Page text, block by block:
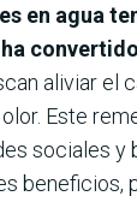
en agua
aliviar el
Este
sociales y
beneficios,